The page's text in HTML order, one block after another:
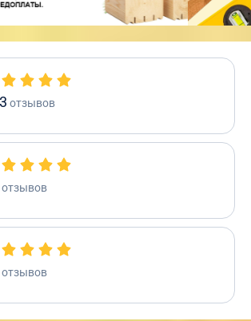
отзывов
отзывов
отзывов